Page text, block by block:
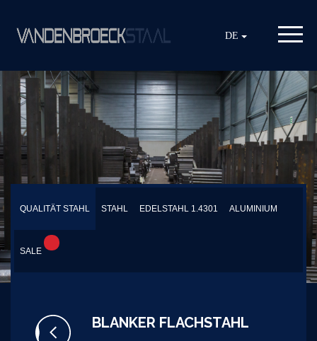
DE
QUALITÄT STAHL STAHL EDELSTAHL 1.4301 ALUMINIUM
SALE
BLANKER FLACHSTAHL